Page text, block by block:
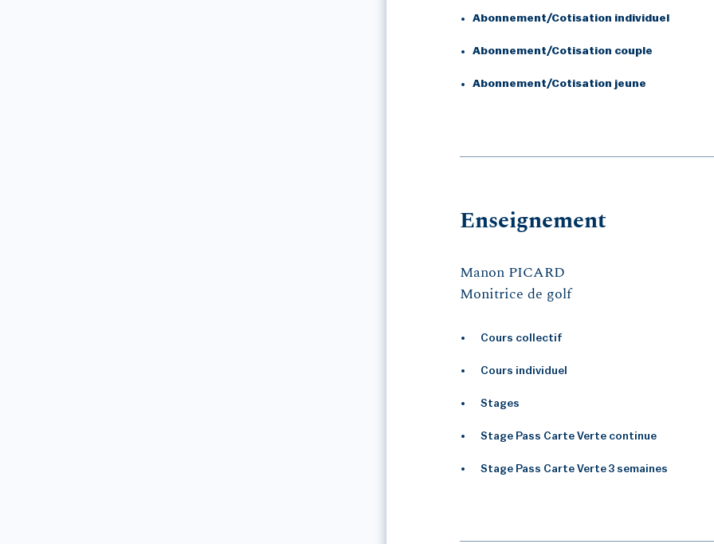
Abonnement/Cotisation individuel
Abonnement/Cotisation couple
Abonnement/Cotisation jeune
Enseignement
Manon PICARD
Monitrice de golf
Cours collectif
Cours individuel
Stages
Stage Pass Carte Verte continue
Stage Pass Carte Verte 3 semaines